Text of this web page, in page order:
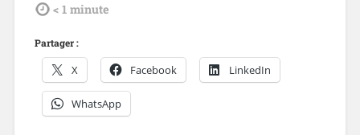
tdl < 1 minute
Partager :
X Facebook LinkedIn
WhatsApp